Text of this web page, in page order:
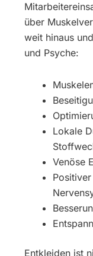
über
weit hinaus
und Psyche:
Lokale
Venöse
Entkleiden ist